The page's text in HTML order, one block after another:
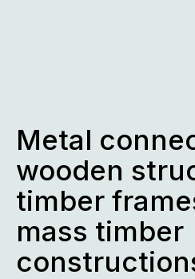
Metal
wooden
timber
mass timber